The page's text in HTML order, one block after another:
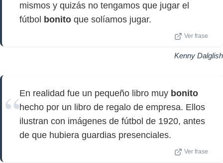
mismos y quizás no tengamos que jugar el
fútbol bonito que solíamos jugar.
Ver frase
Kenny Dalglish
En realidad fue un pequeño libro muy bonito
hecho por un libro de regalo de empresa. Ellos
ilustran con imágenes de fútbol de 1920, antes
de que hubiera guardias presenciales.
Ver frase